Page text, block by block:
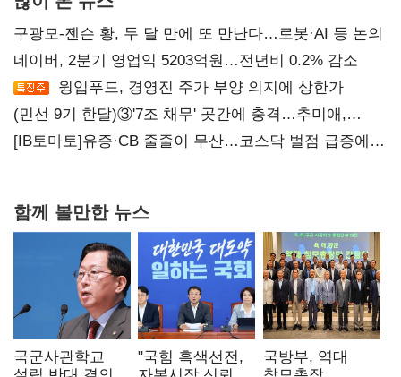
구광모-젠슨 황, 두 달 만에 또 만난다…로봇·AI 등 논의
네이버, 2분기 영업익 5203억원…전년비 0.2% 감소
윙입푸드, 경영진 주가 부양 의지에 상한가
(민선 9기 한달)③'7조 채무' 곳간에 충격…추미애,
20년만에 '비상재정' 선언 승부수
[IB토마토]유증·CB 줄줄이 무산…코스닥 벌점 급증에
함께 볼만한 뉴스
국군사관학교
"국힘 흑색선전,
국방부, 역대